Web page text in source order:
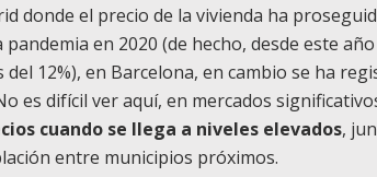
donde el precio de la vivienda ha
en 2020 (de hecho, desde este
12%), en Barcelona, en cambio se ha
es difícil ver aquí, en mercados
cuando se llega a niveles elevados,
entre municipios próximos.